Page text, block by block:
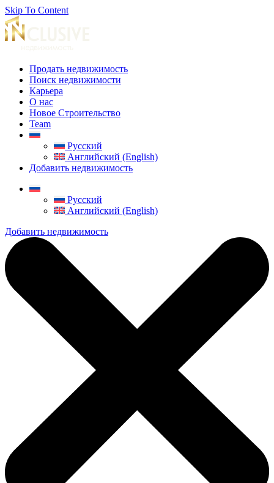
Skip To Content
Продать недвижимость
Поиск недвижимости
Карьера
О нас
Новое Строительство
Team
Русский
Английский (English)
Добавить недвижимость
Русский
Английский (English)
Добавить недвижимость